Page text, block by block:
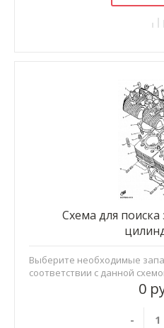
0
-
Схема для поиска
Выберите необходимые
соответствии с данной